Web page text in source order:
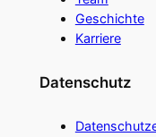
Geschichte
Karriere
Datenschutz